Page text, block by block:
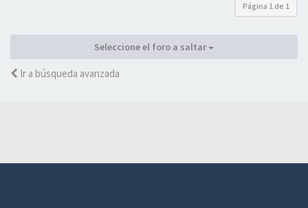
Página 1 de 1
Seleccione el foro a saltar
Ir a búsqueda avanzada